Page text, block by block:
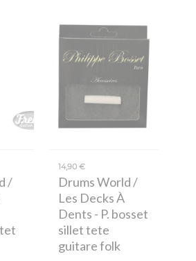
/
14,90 €
Drums World /
Les Decks À
Dents - P. bosset
sillet tete
guitare folk